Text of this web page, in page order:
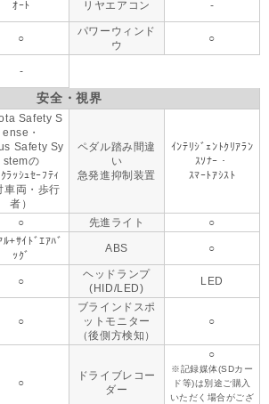
ｵｰﾄ リヤエアコン -
○
パワーウィンド
ウ
○
-
安全・視界
Safety S
ense・
Safety Sy
stemの
ﾗｯｼｭｾｰﾌﾃｨ
車両・歩行
者）
ペダル踏み間違
い
急発進抑制装置
ｲﾝﾃﾘｼﾞｪﾝﾄｸﾘｱﾗﾝ
ｽｿﾅｰ・
ｽﾏｰﾄｱｼｽﾄ
○ 先進ライト ○
ﾙ+ｻｲﾄﾞｴｱﾊﾞ
ｯｸﾞ
ABS ○
○
ヘッドランプ
(HID/LED)
LED
○
ブラインドスポ
ットモニター
（後側方検知）
○
○
ドライブレコー
ダー
○
※記録媒体(SDカー
ド等)は別途ご購入
いただく場合がござ